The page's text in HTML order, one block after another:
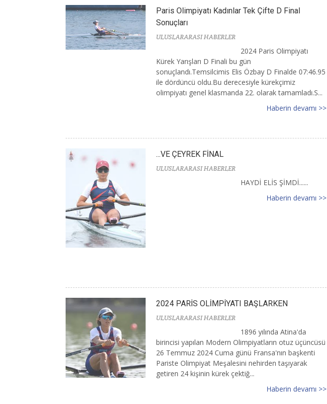
Paris Olimpiyatı Kadınlar Tek Çifte D Final
Sonuçları
ULUSLARARASI HABERLER
2024 Paris Olimpiyatı
Kürek Yarışları D Finali bu gün
sonuçlandı.Temsilcimis Elis Özbay D Finalde 07:46.95
ile dördüncü oldu.Bu derecesiyle kürekçimiz
olimpiyatı genel klasmanda 22. olarak tamamladı.S...
Haberin devamı >>
...VE ÇEYREK FİNAL
ULUSLARARASI HABERLER
HAYDİ ELİS ŞİMDİ......
Haberin devamı >>
2024 PARİS OLİMPİYATI BAŞLARKEN
ULUSLARARASI HABERLER
1896 yılında Atina'da
birincisi yapılan Modern Olimpiyatların otuz üçüncüsü
26 Temmuz 2024 Cuma günü Fransa'nın başkenti
Pariste Olimpiyat Meşalesini nehirden taşıyarak
getiren 24 kişinin kürek çektiğ...
Haberin devamı >>